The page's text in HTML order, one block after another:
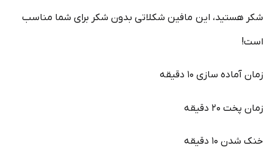
شکر هستید، این مافین شکلاتی بدون شکر برای شما مناسب
است!
زمان آماده سازی ۱۰ دقیقه
زمان پخت ۲۰ دقیقه
خنک شدن ۱۰ دقیقه